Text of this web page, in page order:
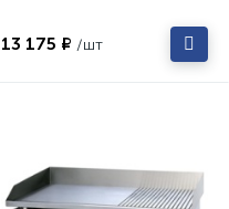
13 175 ₽ /шт